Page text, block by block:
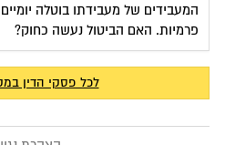
המעבידים של מעבידתו בוטלה
פרמיות. האם הביטול נעשה כחוק?
לכל פסקי הדין